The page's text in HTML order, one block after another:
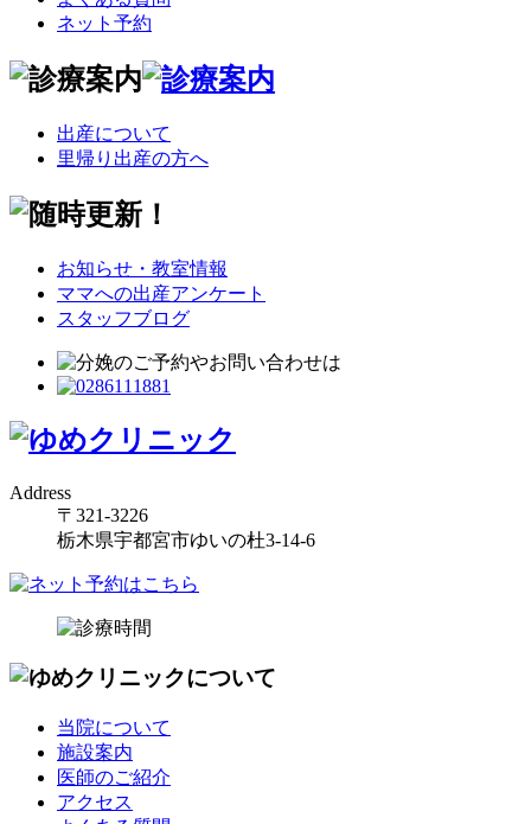
ネット予約
出産について
里帰り出産の方へ
お知らせ・教室情報
ママへの出産アンケート
スタッフブログ
Address
〒321-3226
栃木県宇都宮市ゆいの杜3-14-6
当院について
施設案内
医師のご紹介
アクセス